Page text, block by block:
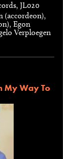
JL020
(accordeon),
Egon
Verploegen
My Way To